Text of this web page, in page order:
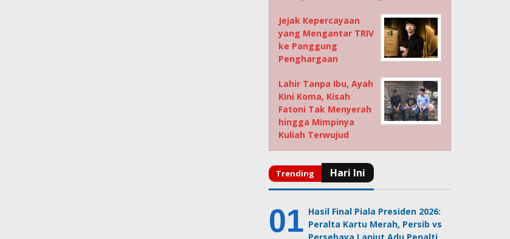
Jejak Kepercayaan
yang Mengantar TRIV
ke Panggung
Penghargaan
Lahir Tanpa Ibu, Ayah
Kini Koma, Kisah
Fatoni Tak Menyerah
hingga Mimpinya
Kuliah Terwujud
Hasil Final Piala Presiden 2026:
Peralta Kartu Merah, Persib vs